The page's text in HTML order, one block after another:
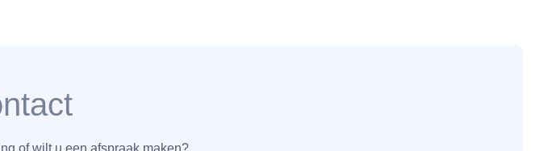
of wilt u een afspraak maken?